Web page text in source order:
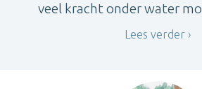
veel kracht onder water
Lees verder